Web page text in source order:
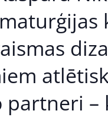
partneri –